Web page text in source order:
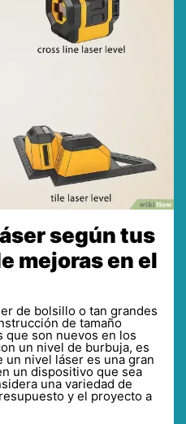
según tus
mejoras en el
de bolsillo o tan grandes
de tamaño
que son nuevos en los
un nivel de burbuja, es
nivel láser es una gran
un dispositivo que sea
una variedad de
y el proyecto a